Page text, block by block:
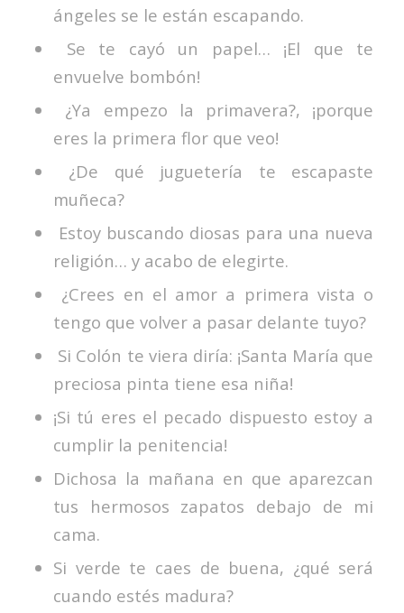
ángeles se le están escapando.
Se te cayó un papel… ¡El que te
envuelve bombón!
¿Ya empezo la primavera?, ¡porque
eres la primera flor que veo!
¿De qué juguetería te escapaste
muñeca?
Estoy buscando diosas para una nueva
religión… y acabo de elegirte.
¿Crees en el amor a primera vista o
tengo que volver a pasar delante tuyo?
Si Colón te viera diría: ¡Santa María que
preciosa pinta tiene esa niña!
¡Si tú eres el pecado dispuesto estoy a
cumplir la penitencia!
Dichosa la mañana en que aparezcan
tus hermosos zapatos debajo de mi
cama.
Si verde te caes de buena, ¿qué será
cuando estés madura?